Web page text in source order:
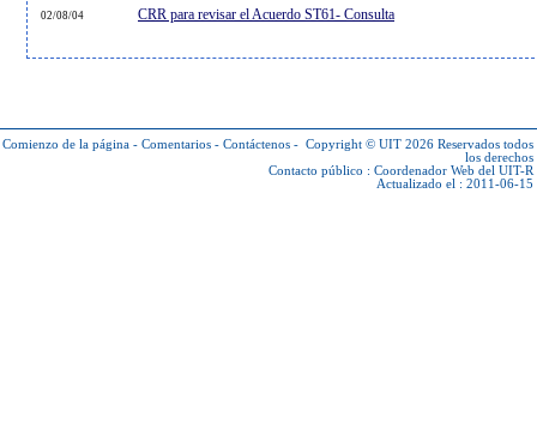
02/08/04 CRR para revisar el Acuerdo ST61- Consulta
Comienzo de la página - Comentarios - Contáctenos - Copyright © UIT 2026 Reservados todos
los derechos
Contacto público : Coordenador Web del UIT-R
Actualizado el : 2011-06-15